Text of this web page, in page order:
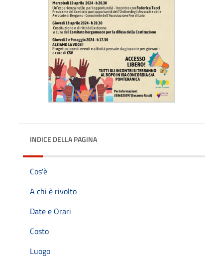
INDICE DELLA PAGINA
Cos'è
A chi è rivolto
Date e Orari
Costo
Luogo